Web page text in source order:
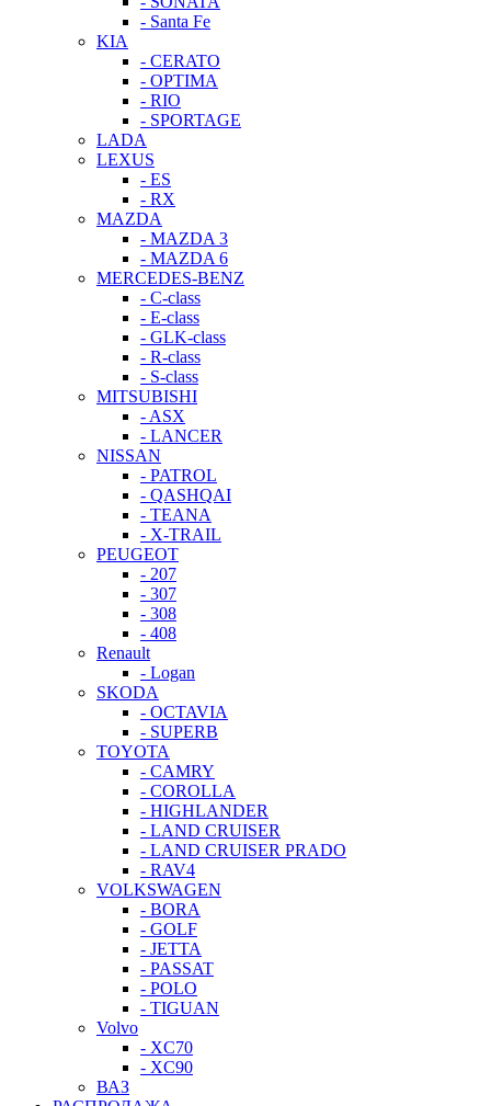
- Santa Fe
KIA
- CERATO
- OPTIMA
- RIO
- SPORTAGE
LADA
LEXUS
- ES
- RX
MAZDA
- MAZDA 3
- MAZDA 6
MERCEDES-BENZ
- C-class
- E-class
- GLK-class
- R-class
- S-class
MITSUBISHI
- ASX
- LANCER
NISSAN
- PATROL
- QASHQAI
- TEANA
- X-TRAIL
PEUGEOT
- 207
- 307
- 308
- 408
Renault
- Logan
SKODA
- OCTAVIA
- SUPERB
TOYOTA
- CAMRY
- COROLLA
- HIGHLANDER
- LAND CRUISER
- LAND CRUISER PRADO
- RAV4
VOLKSWAGEN
- BORA
- GOLF
- JETTA
- PASSAT
- POLO
- TIGUAN
Volvo
- XC70
- XC90
ВАЗ